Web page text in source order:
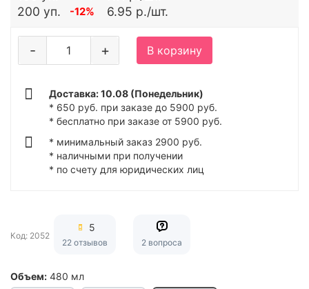
Объем: 480 мл
200 уп.
-12% 6.95 р./шт.
+
- В корзину
Доставка: 10.08 (Понедельник)
* 650 руб. при заказе до 5900 руб.
* бесплатно при заказе от 5900 руб.
* минимальный заказ 2900 руб.
* наличными при получении
* по счету для юридических лиц
Код: 2052
5
22 отзывов 2 вопроса